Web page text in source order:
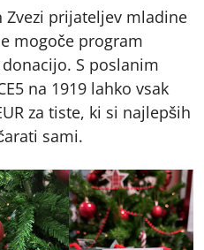
Zvezi prijateljev mladine
mogoče program
S poslanim
na 1919 lahko vsak
za tiste, ki si najlepših
sami.